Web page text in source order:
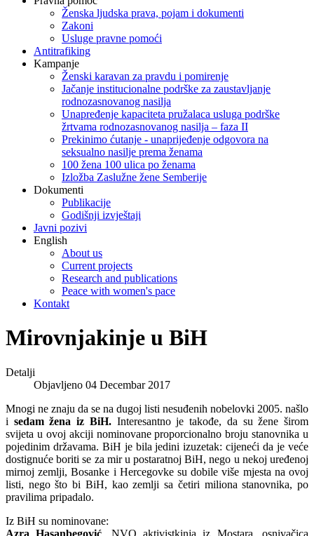
Ženska ljudska prava, pojam i dokumenti
Zakoni
Usluge pravne pomoći
Antitrafiking
Kampanje
Ženski karavan za pravdu i pomirenje
Jačanje institucionalne podrške za zaustavljanje
rodnozasnovanog nasilja
Unapređenje kapaciteta pružalaca usluga podrške
žrtvama rodnozasnovanog nasilja – faza II
Prekinimo ćutanje - unaprijeđenje odgovora na
seksualno nasilje prema ženama
100 žena 100 ulica po ženama
Izložba Zaslužne žene Semberije
Dokumenti
Publikacije
Godišnji izvještaji
Javni pozivi
English
About us
Current projects
Research and publications
Peace with women's pace
Kontakt
Mirovnjakinje u BiH
Detalji
Objavljeno 04 Decembar 2017
Mnogi ne znaju da se na dugoj listi nesuđenih nobelovki 2005. našlo
i sedam žena iz BiH.Interesantno je takođe, da su žene širom
svijeta u ovoj akciji nominovane proporcionalno broju stanovnika u
pojedinim državama. BiH je bila jedini izuzetak: cijeneći da je veće
dostignuće boriti se za mir u postaratnoj BiH, nego u nekoj uređenoj
mirnoj zemlji, Bosanke i Hercegovke su dobile više mjesta na ovoj
listi, nego što bi BiH, kao zemlji sa četiri miliona stanovnika, po
pravilima pripadalo.
Iz BiH su nominovane:
Azra Hasanbegović , NVO aktivistkinja iz Mostara, osnivačica